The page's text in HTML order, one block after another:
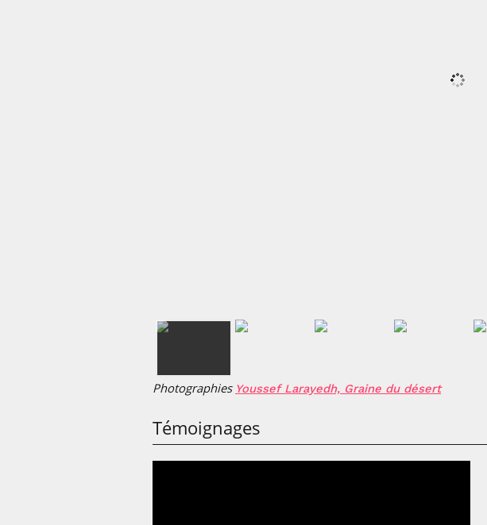
Photographies Youssef Larayedh, Graine du désert
Témoignages